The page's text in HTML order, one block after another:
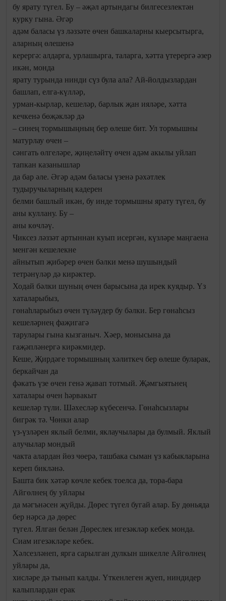
бу ярату түгел. Бу – әҗәл артындагы билгесезлектән
курку гына. Әгәр
адәм баласы үз ләззәте өчен башкаларны кыерсытырга,
аларның өлешенә
керергә: алдарга, урлашырга, таларга, хәтта үтерергә әзер
икән, монда
ярату турында нинди сүз була ала? Ай-йолдызлардан
башлап, елга-күлләр,
урман-кырлар, кешеләр, барлык җан ияләре, хәтта
кечкенә бөҗәкләр дә
– синең тормышыңның бер өлеше бит. Ул тормышны
матурлау өчен –
сәнгать өлгеләре, җиңеләйтү өчен адәм акылы уйлап
тапкан казанышлар
да бар әле. Әгәр адәм баласы үзенә рәхәтлек
тудыручыларның кадерен
белми башлый икән, бу инде тормышны ярату түгел, бу
аны куллану. Бу –
аны көчләү.
Чиксез ләззәт артыннан куып исергән, күзләре маңгаена
менгән кешелекне
айнытып җибәрер өчен бәлки менә шушындый
тетрәнүләр дә кирәктер.
Ходай бәлки шуның өчен барысына да ирек куядыр. Үз
хаталарыбыз,
гөнаһларыбыз өчен түләүдер бу бәлки. Бер гөнаһсыз
кешеләрнең фаҗигагә
тарулары гына кызганыч. Хәер, монысына да
гаҗәпләнергә кирәкмидер.
Кеше, Җирдәге тормышның хәлиткеч бер өлеше буларак,
беркайчан да
фәкать үзе өчен генә җавап тотмый. Җәмгыятьнең
хаталары өчен һәрвакыт
кешеләр түли. Шәхесләр күбесенчә. Гөнаһсызлары
бигрәк тә. Чөнки алар
үз-үзләрен яклый белми, яклаучылары да булмый. Яклый
алучылар мондый
чакта алардан йөз чөерә, ташбака сыман үз кабыкларына
кереп бикләнә.
Башта бик хәтәр көчле кебек тоелса да, тора-бара
Айгөлнең бу уйлары
да мәгънәсен җуйды. Дөрес түгел бугай алар. Бу дөньяда
бер нәрсә дә дөрес
түгел. Ялган белән Дөреслек игезәкләр кебек монда.
Сиам игезәкләре кебек.
Хәлсезләнеп, ярга сарылган дулкын шикелле Айгөлнең
уйлары да,
хисләре дә тынып калды. Үткенлеген җуеп, ниндидер
калыплардан ерак